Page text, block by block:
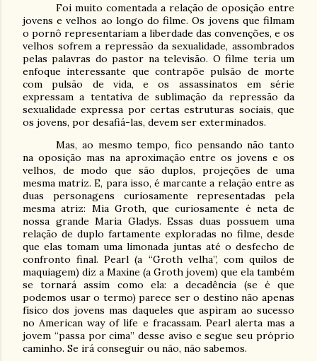
Foi muito comentada a relação de oposição entre
jovens e velhos ao longo do filme. Os jovens que filmam
o pornô representariam a liberdade das convenções, e os
velhos sofrem a repressão da sexualidade, assombrados
pelas palavras do pastor na televisão. O filme teria um
enfoque interessante que contrapõe pulsão de morte
com pulsão de vida, e os assassinatos em série
expressam a tentativa de sublimação da repressão da
sexualidade expressa por certas estruturas sociais, que
os jovens, por desafiá-las, devem ser exterminados.
Mas, ao mesmo tempo, fico pensando não tanto
na oposição mas na aproximação entre os jovens e os
velhos, de modo que são duplos, projeções de uma
mesma matriz. E, para isso, é marcante a relação entre as
duas personagens curiosamente representadas pela
mesma atriz: Mia Groth, que curiosamente é neta de
nossa grande Maria Gladys. Essas duas possuem uma
relação de duplo fartamente exploradas no filme, desde
que elas tomam uma limonada juntas até o desfecho de
confronto final. Pearl (a “Groth velha”, com quilos de
maquiagem) diz a Maxine (a Groth jovem) que ela também
se tornará assim como ela: a decadência (se é que
podemos usar o termo) parece ser o destino não apenas
físico dos jovens mas daqueles que aspiram ao sucesso
no American way of life e fracassam. Pearl alerta mas a
jovem “passa por cima” desse aviso e segue seu próprio
caminho. Se irá conseguir ou não, não sabemos.